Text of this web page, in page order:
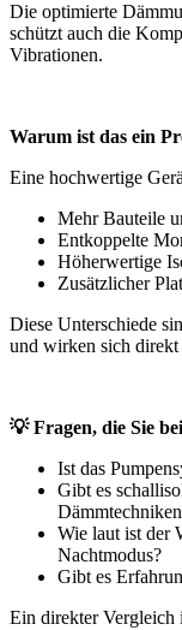
Die optimierte
schützt auch die
Vibrationen.
Warum ist das ein
Eine hochwertige
Mehr Bauteile
Entkoppelte
Höherwertige
Zusätzlicher
Diese Unterschiede
und wirken sich direkt
💡 Fragen, die Sie
Ist das
Gibt es
Wie laut ist der
Nachtmodus?
Gibt es
Ein direkter